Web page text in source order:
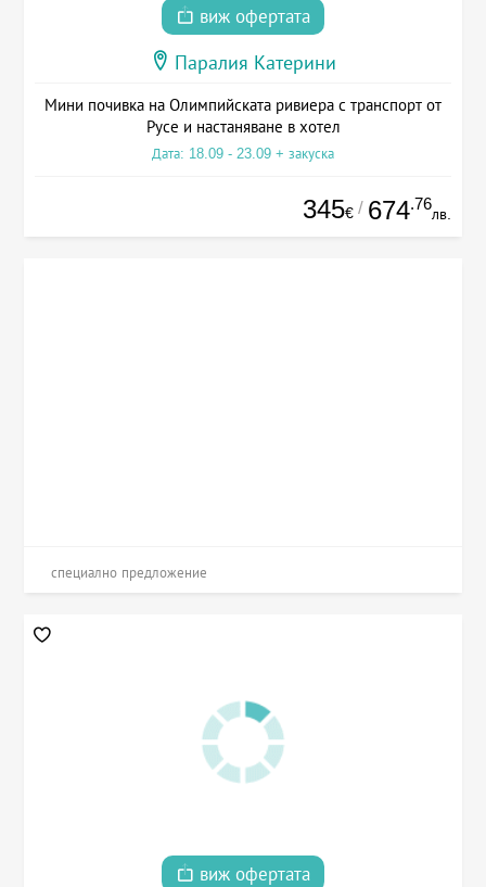
виж офертата
Паралия Катерини
Мини почивка на Олимпийската ривиера с транспорт от
Русе и настаняване в хотел
Дата: 18.09 - 23.09 + закуска
345€ / 674.76
лв.
специално предложение
виж офертата